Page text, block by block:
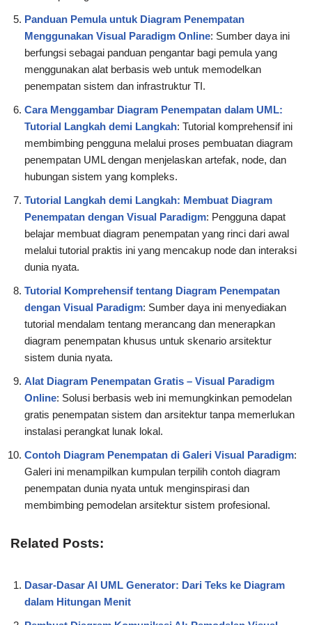
Panduan Pemula untuk Diagram Penempatan
Menggunakan Visual Paradigm Online: Sumber daya ini
berfungsi sebagai panduan pengantar bagi pemula yang
menggunakan alat berbasis web untuk memodelkan
penempatan sistem dan infrastruktur TI.
Cara Menggambar Diagram Penempatan dalam UML:
Tutorial Langkah demi Langkah: Tutorial komprehensif ini
membimbing pengguna melalui proses pembuatan diagram
penempatan UML dengan menjelaskan artefak, node, dan
hubungan sistem yang kompleks.
Tutorial Langkah demi Langkah: Membuat Diagram
Penempatan dengan Visual Paradigm: Pengguna dapat
belajar membuat diagram penempatan yang rinci dari awal
melalui tutorial praktis ini yang mencakup node dan interaksi
dunia nyata.
Tutorial Komprehensif tentang Diagram Penempatan
dengan Visual Paradigm: Sumber daya ini menyediakan
tutorial mendalam tentang merancang dan menerapkan
diagram penempatan khusus untuk skenario arsitektur
sistem dunia nyata.
Alat Diagram Penempatan Gratis – Visual Paradigm
Online: Solusi berbasis web ini memungkinkan pemodelan
gratis penempatan sistem dan arsitektur tanpa memerlukan
instalasi perangkat lunak lokal.
Contoh Diagram Penempatan di Galeri Visual Paradigm:
Galeri ini menampilkan kumpulan terpilih contoh diagram
penempatan dunia nyata untuk menginspirasi dan
membimbing pemodelan arsitektur sistem profesional.
Related Posts:
Dasar-Dasar AI UML Generator: Dari Teks ke Diagram
dalam Hitungan Menit